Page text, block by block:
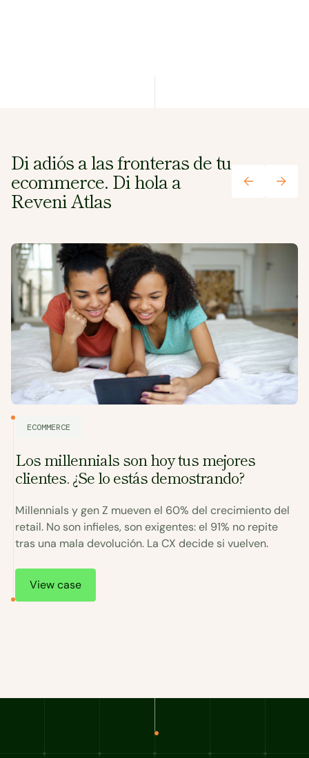
Di adiós a las fronteras de tu
ecommerce. Di hola a
Reveni Atlas
ECOMMERCE
Los millennials son hoy tus mejores
clientes. ¿Se lo estás demostrando?
Millennials y gen Z mueven el 60% del crecimiento del
retail. No son infieles, son exigentes: el 91% no repite
tras una mala devolución. La CX decide si vuelven.
View case